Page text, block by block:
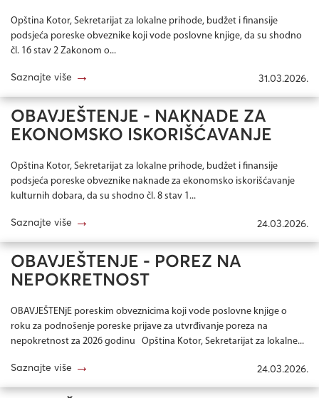
Opština Kotor, Sekretarijat za lokalne prihode, budžet i finansije
podsjeća poreske obveznike koji vode poslovne knjige, da su shodno
čl. 16 stav 2 Zakonom o...
Saznajte više → 31.03.2026.
OBAVJEŠTENJE - NAKNADE ZA
EKONOMSKO ISKORIŠĆAVANJE
Opština Kotor, Sekretarijat za lokalne prihode, budžet i finansije
podsjeća poreske obveznike naknade za ekonomsko iskorišćavanje
kulturnih dobara, da su shodno čl. 8 stav 1...
Saznajte više → 24.03.2026.
OBAVJEŠTENJE - POREZ NA
NEPOKRETNOST
OBAVJEŠTENjE poreskim obveznicima koji vode poslovne knjige o
roku za podnošenje poreske prijave za utvrđivanje poreza na
nepokretnost za 2026 godinu Opština Kotor, Sekretarijat za lokalne...
Saznajte više → 24.03.2026.